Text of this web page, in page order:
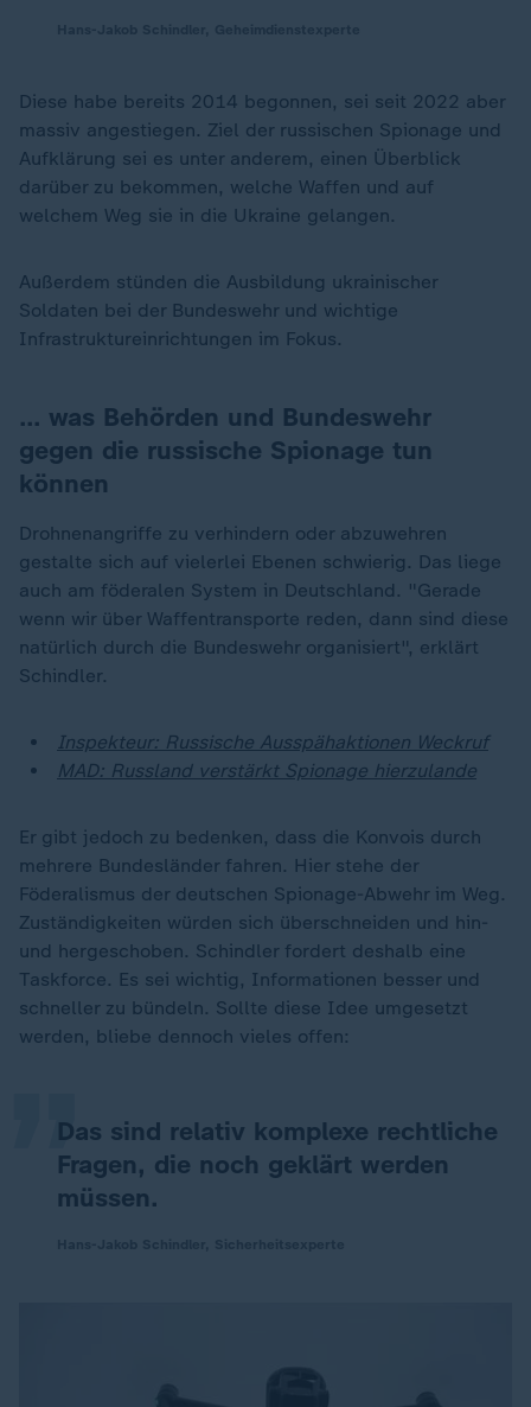
Diese habe bereits 2014 begonnen, sei seit 2022 aber
massiv angestiegen. Ziel der russischen Spionage und
Aufklärung sei es unter anderem, einen Überblick
darüber zu bekommen, welche Waffen und auf
welchem Weg sie in die Ukraine gelangen.
Außerdem stünden die Ausbildung ukrainischer
Soldaten bei der Bundeswehr und wichtige
Infrastruktureinrichtungen im Fokus.
… was Behörden und Bundeswehr
gegen die russische Spionage tun
können
Drohnenangriffe zu verhindern oder abzuwehren
gestalte sich auf vielerlei Ebenen schwierig. Das liege
auch am föderalen System in Deutschland. "Gerade
wenn wir über Waffentransporte reden, dann sind diese
natürlich durch die Bundeswehr organisiert", erklärt
Schindler.
Inspekteur: Russische Ausspähaktionen Weckruf
MAD: Russland verstärkt Spionage hierzulande
Er gibt jedoch zu bedenken, dass die Konvois durch
mehrere Bundesländer fahren. Hier stehe der
Föderalismus der deutschen Spionage-Abwehr im Weg.
Zuständigkeiten würden sich überschneiden und hin-
und hergeschoben. Schindler fordert deshalb eine
Taskforce. Es sei wichtig, Informationen besser und
schneller zu bündeln. Sollte diese Idee umgesetzt
werden, bliebe dennoch vieles offen:
Das sind relativ komplexe rechtliche
Fragen, die noch geklärt werden
müssen.
„